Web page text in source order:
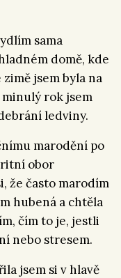
sama
domě, kde
jsem byla na
rok jsem
ledviny.
marodění po
obor
že často marodím
hubená a chtěla
čím to je, jestli
nebo stresem.
jsem si v hlavě